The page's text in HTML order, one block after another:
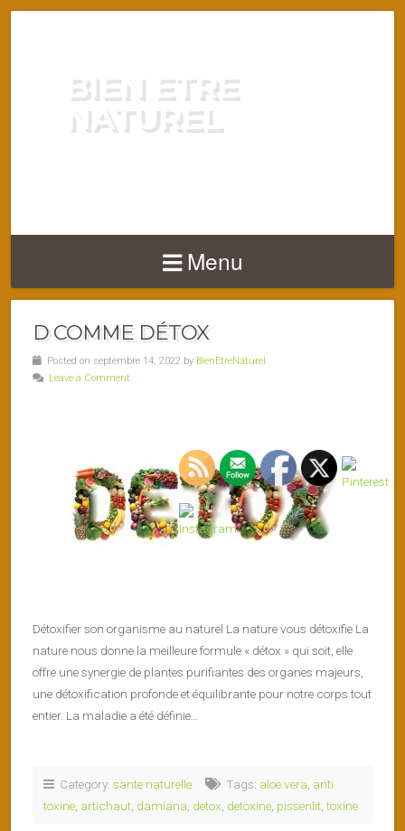
BIEN ETRE
NATUREL
Menu
D COMME DÉTOX
Posted on septembre 14, 2022 by BienEtreNaturel
Leave a Comment
Détoxifier son organisme au naturel La nature vous détoxifie La
nature nous donne la meilleure formule « détox » qui soit, elle
offre une synergie de plantes purifiantes des organes majeurs,
une détoxification profonde et équilibrante pour notre corps tout
entier. La maladie a été définie…
Category: sante naturelle Tags: aloe vera anti
toxine artichaut damiana detox detoxine pissenlit ,toxine